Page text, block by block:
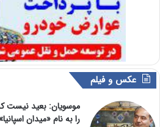
عکس و فیلم
موسویان: بعید نیست که
را به نام «میدان